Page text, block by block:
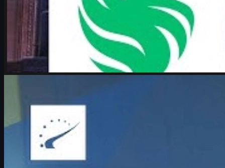
door
Michael
Johnson
Counter-Strike 2juni 17, 2026
Boombl4 over zijn toekomst in Counter-Strike en CS
Boombl4 praat open over zijn terugkeer naar Tier 1, de IEM
Cologne Major 2026, zijn toekomst in Counter-Strike en hoe
jonge spelers met druk omgaan.